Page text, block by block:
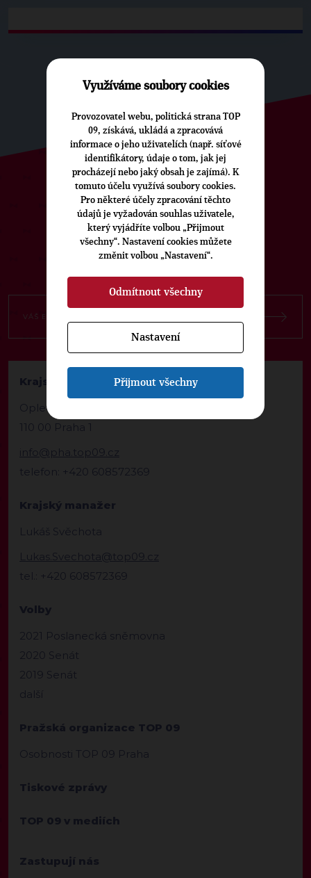
ODEBÍREJTE NÁŠ TOPOVÝ
NEWSLETTER
Krajská kancelář TOP 09 Praha
Opletalova 1603/57
110 00 Praha 1
info@pha.top09.cz
telefon: +420 608572369
Krajský manažer
Lukáš Svěchota
Lukas.Svechota@top09.cz
tel.: +420 608572369
Volby
2021 Poslanecká sněmovna
2020 Senát
2019 Senát
další
Pražská organizace TOP 09
Osobnosti TOP 09 Praha
Tiskové zprávy
TOP 09 v mediích
Zastupují nás
Využíváme soubory cookies
Provozovatel webu, politická strana TOP
09, získává, ukládá a zpracovává
informace o jeho uživatelích (např. síťové
identifikátory, údaje o tom, jak jej
procházejí nebo jaký obsah je zajímá). K
tomuto účelu využívá soubory cookies.
Pro některé účely zpracování těchto
údajů je vyžadován souhlas uživatele,
který vyjádříte volbou „Přijmout
všechny“. Nastavení cookies můžete
změnit volbou „Nastavení“.
Odmítnout všechny
Nastavení
Přijmout všechny